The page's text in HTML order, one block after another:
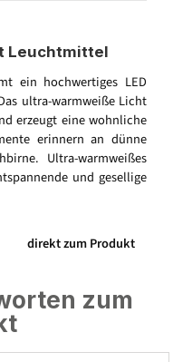
Leuchtmittel
ein hochwertiges LED
ultra-warmweiße Licht
erzeugt eine wohnliche
erinnern an dünne
Ultra-warmweißes
und gesellige
direkt zum Produkt
zum